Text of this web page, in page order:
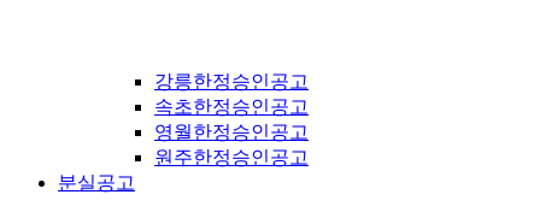
강릉한정승인공고
속초한정승인공고
영월한정승인공고
원주한정승인공고
분실공고